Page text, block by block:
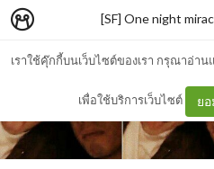
เราใช้คุ๊กกี้บนเว็บไซต์ของเรา กรุณาอ่า
เพื่อใช้บริการเว็บไซต์ ย